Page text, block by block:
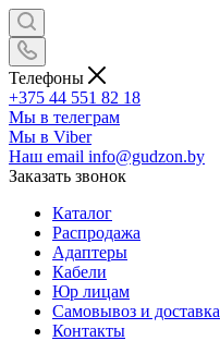
Телефоны
+375 44 551 82 18
Мы в телеграм
Мы в Viber
Наш email info@gudzon.by
Заказать звонок
Каталог
Распродажа
Адаптеры
Кабели
Юр лицам
Самовывоз и доставка
Контакты